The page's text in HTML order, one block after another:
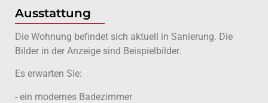
Ausstattung
Die Wohnung befindet sich aktuell in Sanierung. Die
Bilder in der Anzeige sind Beispielbilder.
Es erwarten Sie:
- ein modernes Badezimmer